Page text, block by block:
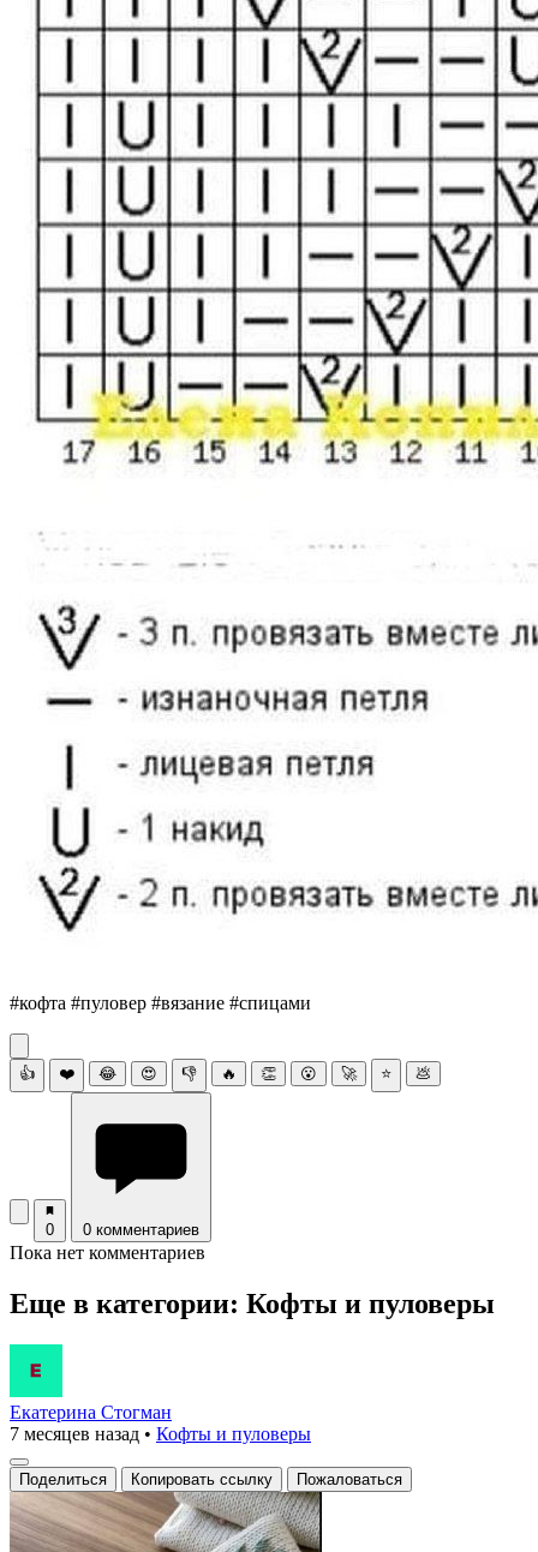
#кофта #пуловер #вязание #спицами
👍 ❤️ 😂 😍 👎 🔥 👏 😮 🚀 ⭐ 💩
0 0 комментариев
Пока нет комментариев
Еще в категории: Кофты и пуловеры
Екатерина Стогман
7 месяцев назад • Кофты и пуловеры
Поделиться Копировать ссылку Пожаловаться